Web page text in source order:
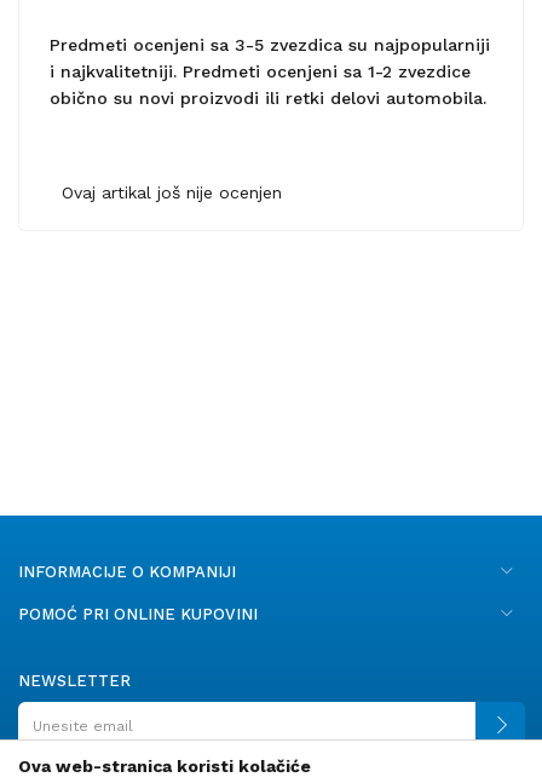
Predmeti ocenjeni sa 3-5 zvezdica su najpopularniji
i najkvalitetniji. Predmeti ocenjeni sa 1-2 zvezdice
obično su novi proizvodi ili retki delovi automobila.
Ovaj artikal još nije ocenjen
INFORMACIJE O KOMPANIJI
POMOĆ PRI ONLINE KUPOVINI
NEWSLETTER
Ova web-stranica koristi kolačiće